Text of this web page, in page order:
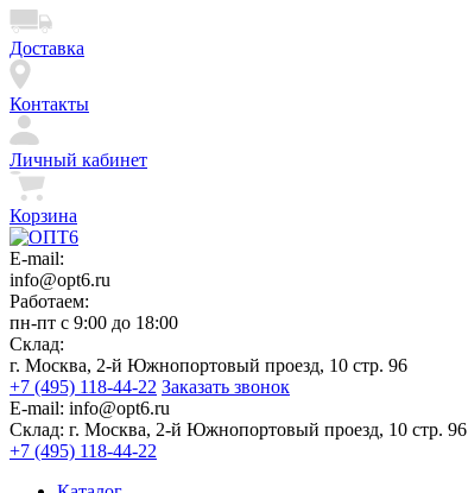
Доставка
Контакты
Личный кабинет
Корзина
E-mail:
info@opt6.ru
Работаем:
пн-пт с 9:00 до 18:00
Склад:
г. Москва, 2-й Южнопортовый проезд, 10 стр. 96
+7 (495) 118-44-22 Заказать звонок
E-mail: info@opt6.ru
Склад: г. Москва, 2-й Южнопортовый проезд, 10 стр. 96
+7 (495) 118-44-22